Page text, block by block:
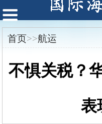
首页>>航运
不惧关税？
表